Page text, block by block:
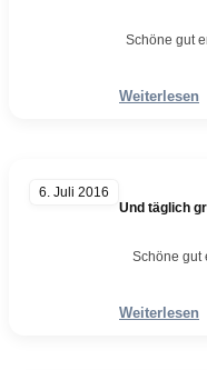
Schöne gut
Weiterlesen
6. Juli 2016
Und täglich
Schöne gut
Weiterlesen